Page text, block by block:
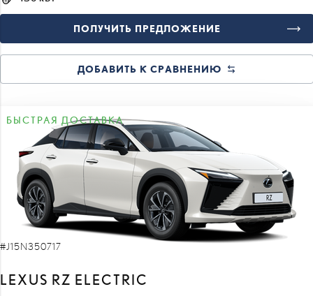
ПОЛУЧИТЬ ПРЕДЛОЖЕНИЕ
ДОБАВИТЬ К СРАВНЕНИЮ
БЫСТРАЯ ДОСТАВКА
#J15N350717
LEXUS RZ ELECTRIC